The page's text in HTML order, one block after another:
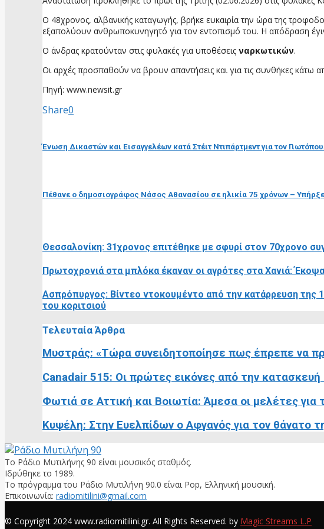
Ο 48χρονος, αλβανικής καταγωγής, βρήκε ευκαιρία την ώρα της
εξαπολύουν ανθρωποκυνηγητό για τον εντοπισμό του. Η απόδραση
Ο άνδρας κρατούνταν στις φυλακές για υποθέσεις ναρκωτικών.
Οι αρχές προσπαθούν να βρουν απαντήσεις και για τις συνθήκες κάτω
Πηγή: www.newsit.gr
Share0
Ένωση Δικαστών και Εισαγγελέων κατά Στέιτ Ντιπάρτμεντ για τον
Πέθανε ο δημοσιογράφος Νάσος Αθανασίου σε ηλικία 75 χρόνων –
Θεσσαλονίκη: 31χρονος επιτέθηκε με σφυρί στον 70χρονο
Πρωτοχρονιά στα μπλόκα έκαναν οι αγρότες στα Χανιά:
Ασπρόπυργος: Βίντεο ντοκουμέντο από την κατάρρευση της
του κοριτσιού
Τελευταία Άρθρα
Μυστράς: «Τώρα συνειδητοποίησε πως έπρεπε να
Canadair 515: Οι πρώτες εικόνες από την
Φωτιά σε Αττική και Βοιωτία: Άμεσα οι μελέτες για
Κυψέλη: Στην Ευελπίδων ο Αφγανός για τον θάνατο
Το Ράδιο Μυτιλήνης 90 είναι μουσικός σταθμός.
Ιδρύθηκε το 1989.
Το πρόγραμμα του Ράδιο Μυτιλήνη 90.0 είναι Pop, Ελληνική μουσική.
Επικοινωνία: radiomitilini@gmail.com
© Copyright 2024 www.radiomitilini.gr. All Rights Reserved. by Magic Streams L.P